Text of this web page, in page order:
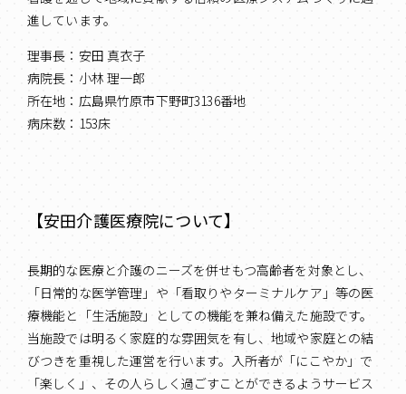
進しています。
理事長：安田 真衣子
病院長：小林 理一郎
所在地：広島県竹原市下野町3136番地
病床数：153床
【安田介護医療院について】
長期的な医療と介護のニーズを併せもつ高齢者を対象とし、
「日常的な医学管理」や「看取りやターミナルケア」等の医
療機能と「生活施設」としての機能を兼ね備えた施設です。
当施設では明るく家庭的な雰囲気を有し、地域や家庭との結
びつきを重視した運営を行います。入所者が「にこやか」で
「楽しく」、その人らしく過ごすことができるようサービス